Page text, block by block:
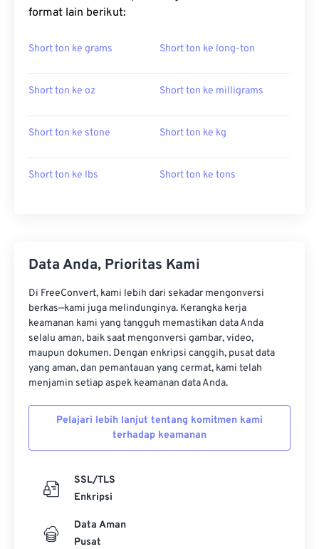
format lain berikut:
Short ton ke grams Short ton ke long-ton
Short ton ke oz Short ton ke milligrams
Short ton ke stone Short ton ke kg
Short ton ke lbs Short ton ke tons
Data Anda, Prioritas Kami
Di FreeConvert, kami lebih dari sekadar mengonversi
berkas—kami juga melindunginya. Kerangka kerja
keamanan kami yang tangguh memastikan data Anda
selalu aman, baik saat mengonversi gambar, video,
maupun dokumen. Dengan enkripsi canggih, pusat data
yang aman, dan pemantauan yang cermat, kami telah
menjamin setiap aspek keamanan data Anda.
Pelajari lebih lanjut tentang komitmen kami
terhadap keamanan
SSL/TLS
Enkripsi
Data Aman
Pusat